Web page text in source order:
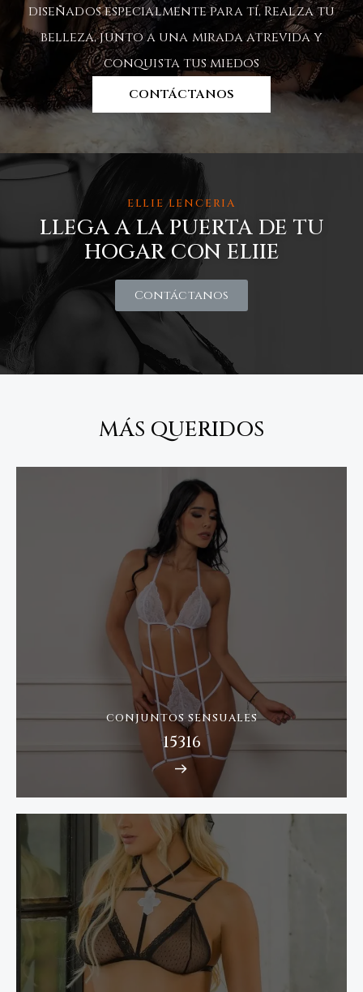
diseñados especialmente para tí, Realza tu
belleza, junto a una mirada atrevida y
conquista tus miedos
CONTÁCTANOS
ELLIE LENCERIA
LLEGA A LA PUERTA DE TU
HOGAR CON ELIIE
Contáctanos
MÁS QUERIDOS
CONJUNTOS SENSUALES
15316